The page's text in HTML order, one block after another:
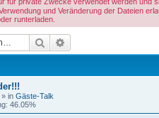
und Veränderung der Dateien
runterladen.
Suche
» in Gäste-Talk
46.05%